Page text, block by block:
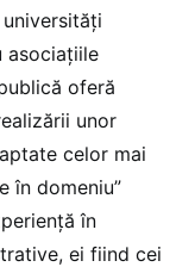
asociațiile
oferă
unor
celor mai
în domeniu”
în
ei fiind cei